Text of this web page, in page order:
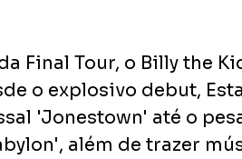
Final Tour, o Billy the
o explosivo debut,
'Jonestown' até o
além de trazer